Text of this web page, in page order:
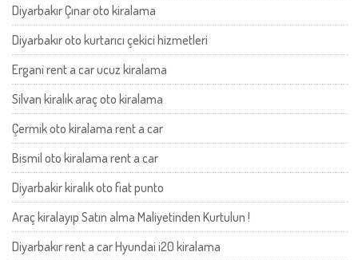
Diyarbakır Çınar oto kiralama
Diyarbakır oto kurtarıcı çekici hizmetleri
Ergani rent a car ucuz kiralama
Silvan kiralık araç oto kiralama
Çermik oto kiralama rent a car
Bismil oto kiralama rent a car
Diyarbakir kiralık oto fiat punto
Araç kiralayıp Satın alma Maliyetinden Kurtulun !
Diyarbakır rent a car Hyundai i20 kiralama